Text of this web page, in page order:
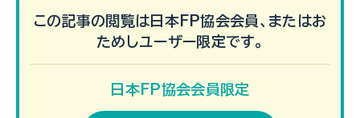
CFP® 試験合格への道
この記事の閲覧は日本FP協会会員、またはお
ためしユーザー限定です。
日本FP協会会員限定